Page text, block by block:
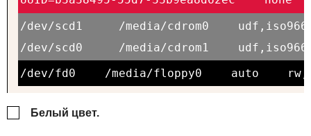
/dev/scd1
/media/cdrom0
/dev/scd0
/media/cdrom1
/dev/fd0
/media/floppy0 auto
Белый цвет.